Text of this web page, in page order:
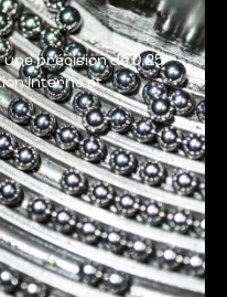
précision de 0,25
interne et